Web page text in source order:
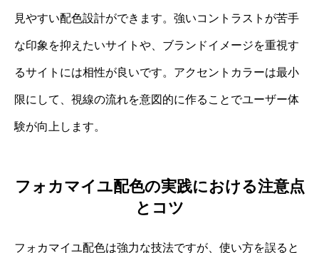
見やすい配色設計ができます。強いコントラストが苦手
な印象を抑えたいサイトや、ブランドイメージを重視す
るサイトには相性が良いです。アクセントカラーは最小
限にして、視線の流れを意図的に作ることでユーザー体
験が向上します。
フォカマイユ配色の実践における注意点
とコツ
フォカマイユ配色は強力な技法ですが、使い方を誤ると